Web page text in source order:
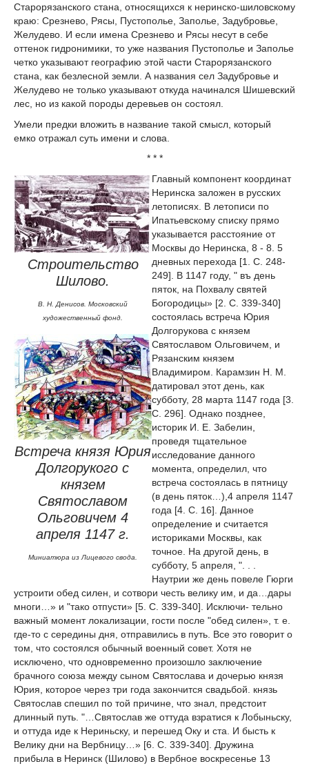
Старорязанского стана, относящихся к неринско-шиловскому
краю: Срезнево, Рясы, Пустополье, Заполье, Задубровье,
Желудево. И если имена Срезнево и Рясы несут в себе
оттенок гидронимики, то уже названия Пустополье и Заполье
четко указывают географию этой части Старорязанского
стана, как безлесной земли. А названия сел Задубровье и
Желудево не только указывают откуда начинался Шишевский
лес, но из какой породы деревьев он состоял.
Умели предки вложить в название такой смысл, который
емко отражал суть имени и слова.
* * *
Строительство
Шилово.
В. Н. Денисов. Московский
художественный фонд.
Встреча князя Юрия
Долгорукого с
князем
Святославом
Ольговичем 4
апреля 1147 г.
Миниатюра из Лицевого свода.
Главный компонент координат
Неринска заложен в русских
летописях. В летописи по
Ипатьевскому списку прямо
указывается расстояние от
Москвы до Неринска, 8 - 8. 5
дневных перехода [1. С. 248-
249]. В 1147 году, " въ день
пяток, на Похвалу святей
Богородицы» [2. С. 339-340]
состоялась встреча Юрия
Долгорукова с князем
Святославом Ольговичем, и
Рязанским князем
Владимиром. Карамзин Н. М.
датировал этот день, как
субботу, 28 марта 1147 года [3.
С. 296]. Однако позднее,
историк И. Е. Забелин,
проведя тщательное
исследование данного
момента, определил, что
встреча состоялась в пятницу
(в день пяток…),4 апреля 1147
года [4. С. 16]. Данное
определение и считается
историками Москвы, как
точное. На другой день, в
субботу, 5 апреля, ". . .
Наутрии же день повеле Гюрги
устроити обед силен, и сотвори честь велику им, и да…дары
многи…» и "тако отпусти» [5. С. 339-340]. Исключи- тельно
важный момент локализации, гости после "обед силен», т. е.
где-то с середины дня, отправились в путь. Все это говорит о
том, что состоялся обычный военный совет. Хотя не
исключено, что одновременно произошло заключение
брачного союза между сыном Святослава и дочерью князя
Юрия, которое через три года закончится свадьбой. князь
Святослав спешил по той причине, что знал, предстоит
длинный путь. "…Святослав же оттуда взратися к Лобыньску,
и оттуда иде к Нериньску, и перешед Оку и ста. И бысть к
Велику дни на Вербницу…» [6. С. 339-340]. Дружина
прибыла в Неринск (Шилово) в Вербное воскресенье 13